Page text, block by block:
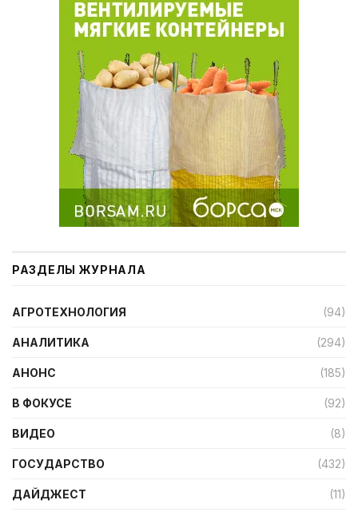
РАЗДЕЛЫ ЖУРНАЛА
АГРОТЕХНОЛОГИЯ (94)
АНАЛИТИКА (294)
АНОНС (185)
В ФОКУСЕ (92)
ВИДЕО (8)
ГОСУДАРСТВО (432)
ДАЙДЖЕСТ (11)